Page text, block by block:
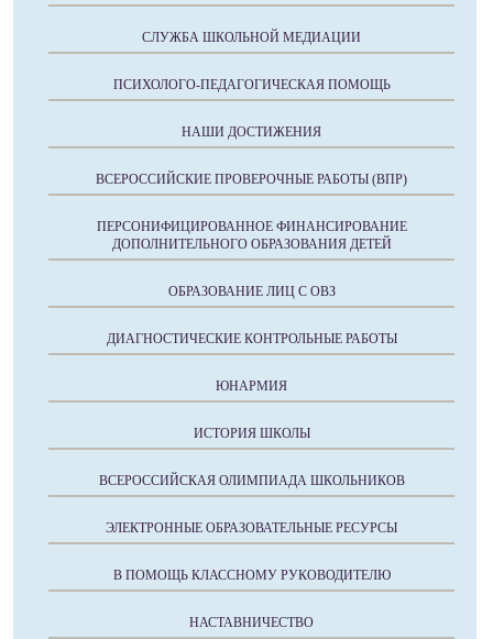
СЛУЖБА ШКОЛЬНОЙ МЕДИАЦИИ
ПСИХОЛОГО-ПЕДАГОГИЧЕСКАЯ ПОМОЩЬ
НАШИ ДОСТИЖЕНИЯ
ВСЕРОССИЙСКИЕ ПРОВЕРОЧНЫЕ РАБОТЫ (ВПР)
ПЕРСОНИФИЦИРОВАННОЕ ФИНАНСИРОВАНИЕ
ДОПОЛНИТЕЛЬНОГО ОБРАЗОВАНИЯ ДЕТЕЙ
ОБРАЗОВАНИЕ ЛИЦ С ОВЗ
ДИАГНОСТИЧЕСКИЕ КОНТРОЛЬНЫЕ РАБОТЫ
ЮНАРМИЯ
ИСТОРИЯ ШКОЛЫ
ВСЕРОССИЙСКАЯ ОЛИМПИАДА ШКОЛЬНИКОВ
ЭЛЕКТРОННЫЕ ОБРАЗОВАТЕЛЬНЫЕ РЕСУРСЫ
В ПОМОЩЬ КЛАССНОМУ РУКОВОДИТЕЛЮ
НАСТАВНИЧЕСТВО